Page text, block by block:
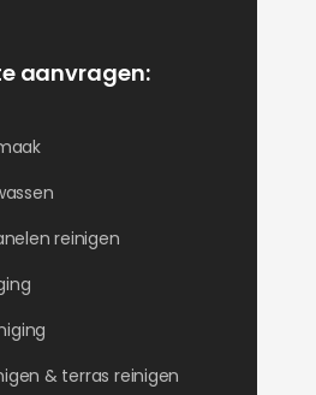
aanvragen:
reinigen
& terras reinigen